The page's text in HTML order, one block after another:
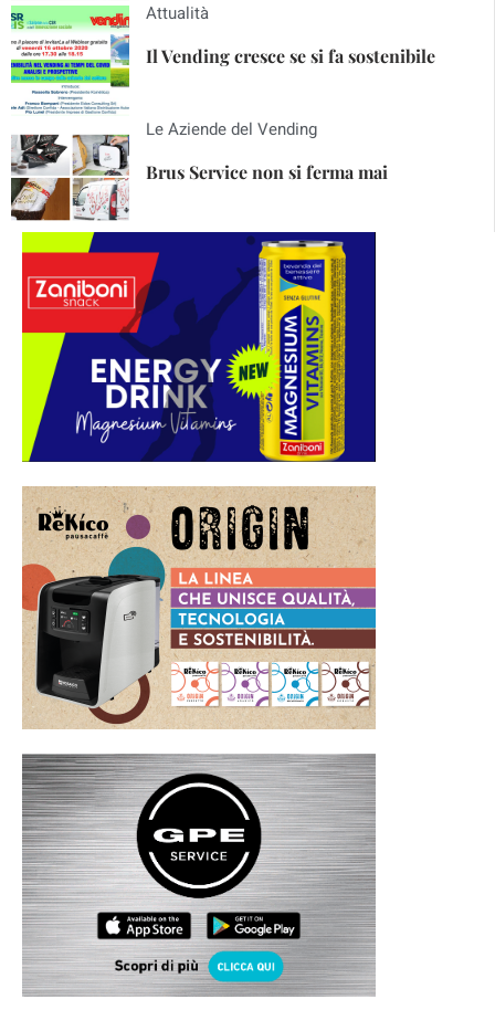
Attualità
Il Vending cresce se si fa sostenibile
Le Aziende del Vending
Brus Service non si ferma mai